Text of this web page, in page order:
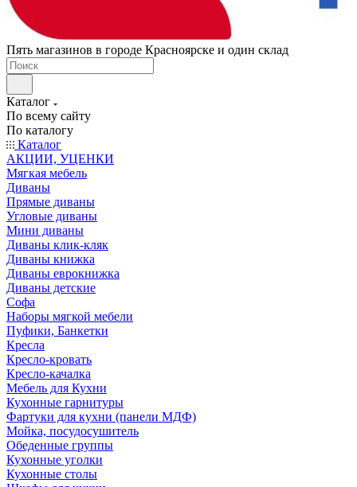
Пять магазинов в городе Красноярске и один склад
Каталог
По всему сайту
По каталогу
Каталог
АКЦИИ, УЦЕНКИ
Мягкая мебель
Диваны
Прямые диваны
Угловые диваны
Мини диваны
Диваны клик-кляк
Диваны книжка
Диваны еврокнижка
Диваны детские
Софа
Наборы мягкой мебели
Пуфики, Банкетки
Кресла
Кресло-кровать
Кресло-качалка
Мебель для Кухни
Кухонные гарнитуры
Фартуки для кухни (панели МДФ)
Мойка, посудосушитель
Обеденные группы
Кухонные уголки
Кухонные столы